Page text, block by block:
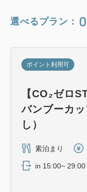
●50インチの４K
●客室インテリアは
加湿機能付空気清
ックス・ドライヤ
体重計・ナイトウ
【アメニティー等】
バスタオル・フェ
選べるプラン： 0
ポイント利用可
【CO₂ゼロ
バンブーカ
し）
素泊まり
in 15:00~